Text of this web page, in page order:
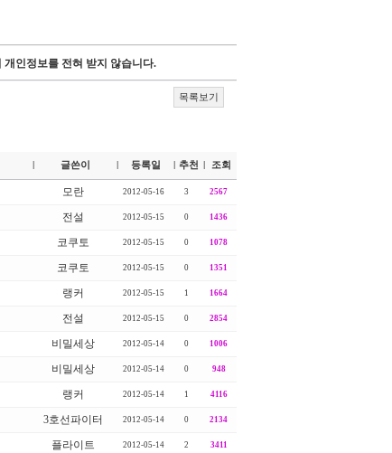
인정보를 전혀 받지 않습니다.
목록보기
글쓴이 등록일 추천 조회
모란 2012-05-16 3 2567
전설 2012-05-15 0 1436
코쿠토 2012-05-15 0 1078
코쿠토 2012-05-15 0 1351
랭커 2012-05-15 1 1664
전설 2012-05-15 0 2854
비밀세상 2012-05-14 0 1006
비밀세상 2012-05-14 0 948
랭커 2012-05-14 1 4116
3호선파이터 2012-05-14 0 2134
플라이트 2012-05-14 2 3411